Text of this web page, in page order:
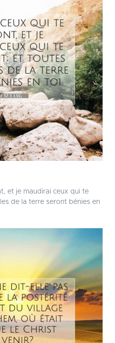
et je maudirai ceux qui te
de la terre seront bénies en